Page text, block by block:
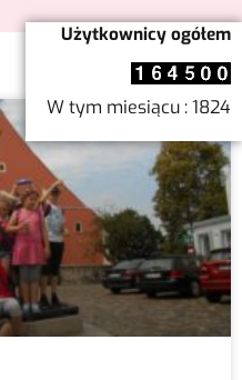
Użytkownicy ogółem
W tym miesiącu : 1824